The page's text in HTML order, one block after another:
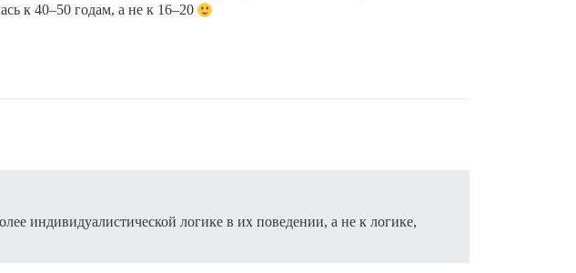
к 40–50 годам, а не к 16–20
индивидуалистической логике в их поведении, а не к логике,